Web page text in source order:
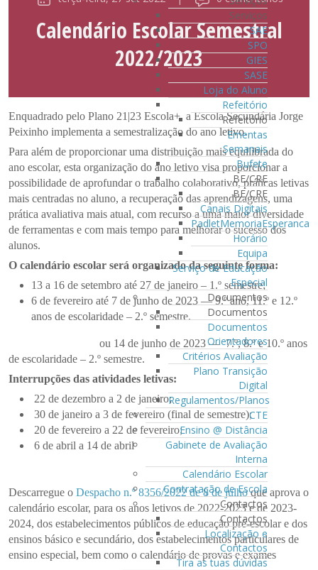
Serviços
SAE
SPO
GIES
SASE
Loja do Aluno
Refeitório
Refeitório
Ementas
Semanais
Bufete
BE/CRE
BE/CRE
Canais Digitais
PadletMemoriaEsperanca
Horário
Equipa
Serviço de Educação
Especial
Documentos
Documentos
Documentos
Orientadores
Critérios Avaliação
Plano Transição
Digital
Regulamentos/Planos
CTE
Ensino @ Distância
Gabinete de Avaliação
Interna
Calendário Escolar
Contratação de Escola
Contactos
Contactos
Localização e
Contactos
Tira as tuas dúvidas
Calendário Escolar Semestral
2022/2023
Enquadrado pelo Plano 21|23 Escola+, a Escola Secundária Jorge
Peixinho implementa a semestralização do ano letivo.
Para além de proporcionar uma distribuição mais equilibrada do
ano escolar, esta organização do ano letivo visa proporcionar a
possibilidade de aprofundar o trabalho colaborativo, práticas letivas
mais centradas no aluno, a recuperação das aprendizagens, uma
prática avaliativa mais atual, com recurso a uma maior diversidade
de ferramentas e com mais tempo para melhorar o sucesso dos
alunos.
O calendário escolar será organizado da seguinte forma:
13 a 16 de setembro até 27 de janeiro – 1.º semestre;
6 de fevereiro até 7 de junho de 2023 — 9.º ano, 11.º e 12.º
anos de escolaridade – 2.º semestre.
ou 14 de junho de 2023 — 7.º, 8.º e 10.º anos
de escolaridade – 2.º semestre.
Interrupções das atividades letivas:
22 de dezembro a 2 de janeiro;
30 de janeiro a 3 de fevereiro (final de semestre);
20 de fevereiro a 22 de fevereiro;
6 de abril a 14 de abril
Descarregue o Despacho n.º 8356/2022 de 8 de julhoque aprova o
calendário escolar, para os anos letivos de 2022-2023 e de 2023-
2024, dos estabelecimentos públicos de educação pré-escolar e dos
ensinos básico e secundário, dos estabelecimentos particulares de
ensino especial, bem como o calendário de provas e exames